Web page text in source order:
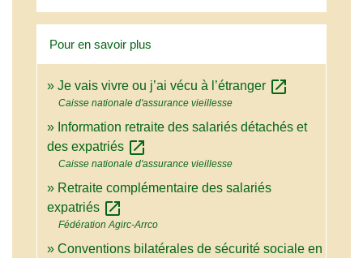
Pour en savoir plus
Je vais vivre ou j’ai vécu à l’étranger open_in_new
Caisse nationale d'assurance vieillesse
Information retraite des salariés détachés et
des expatriés open_in_new
Caisse nationale d'assurance vieillesse
Retraite complémentaire des salariés
expatriés open_in_new
Fédération Agirc-Arrco
Conventions bilatérales de sécurité sociale en